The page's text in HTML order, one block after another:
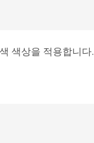
색상을 적용합니다.